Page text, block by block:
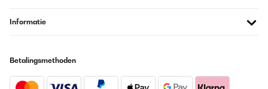
Informatie
Betalingsmethoden